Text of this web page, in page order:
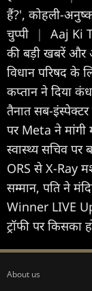
हैं?', कोहली-
चुप्पी
|
Aaj Ki
की बड़ी खबरें और
विधान परिषद के
कप्तान ने दिया
तैनात सब-
पर Meta ने मांगी
स्वास्थ्य सचिव पर
ORS से X-Ray
सम्मान, पति ने
Winner LIVE
ट्रॉफी पर किसका
About us